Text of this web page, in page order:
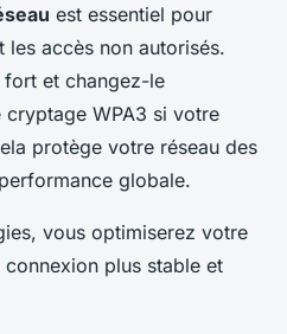
est essentiel pour
les accès non autorisés.
fort et changez-le
WPA3 si votre
protège votre réseau des
globale.
vous optimiserez votre
plus stable et